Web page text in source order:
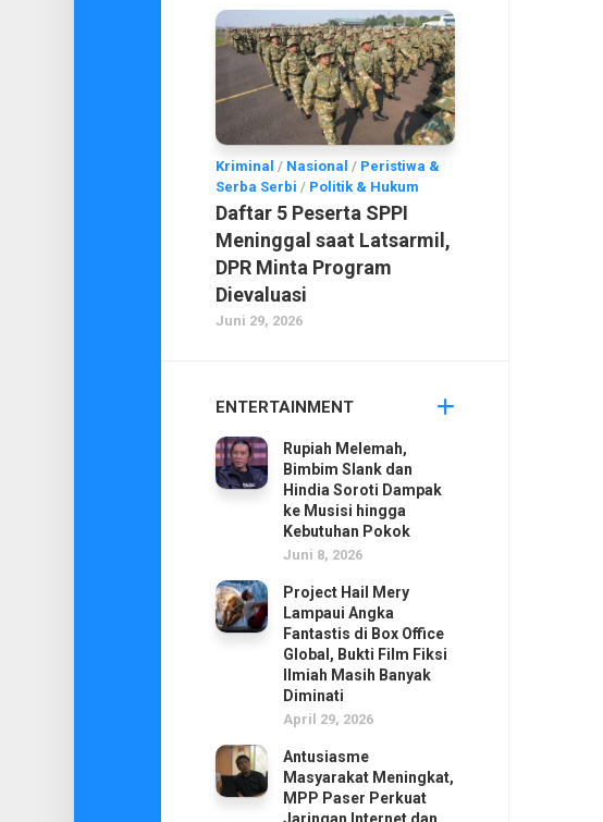
Kriminal / Nasional / Peristiwa &
Serba Serbi / Politik & Hukum
Daftar 5 Peserta SPPI
Meninggal saat Latsarmil,
DPR Minta Program
Dievaluasi
Juni 29, 2026
ENTERTAINMENT
Rupiah Melemah,
Bimbim Slank dan
Hindia Soroti Dampak
ke Musisi hingga
Kebutuhan Pokok
Juni 8, 2026
Project Hail Mery
Lampaui Angka
Fantastis di Box Office
Global, Bukti Film Fiksi
Ilmiah Masih Banyak
Diminati
April 29, 2026
Antusiasme
Masyarakat Meningkat,
MPP Paser Perkuat
Jaringan Internet dan